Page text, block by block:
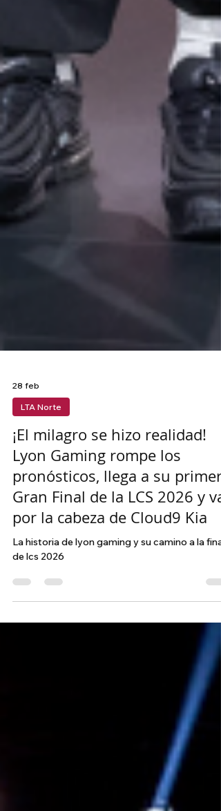
28 feb
LTA Norte
¡El milagro se hizo realidad!
Lyon Gaming rompe los
pronósticos, llega a su primera
Gran Final de la LCS 2026 y va
por la cabeza de Cloud9 Kia
de lcs 2026